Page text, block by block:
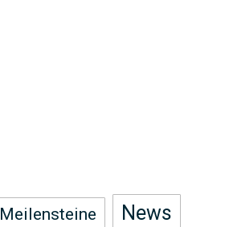
Meilensteine News